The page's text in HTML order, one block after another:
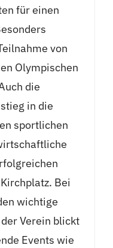
für einen
von
Olympischen
die
in die
sportlichen
Bei
wichtige
Verein blickt
Events wie